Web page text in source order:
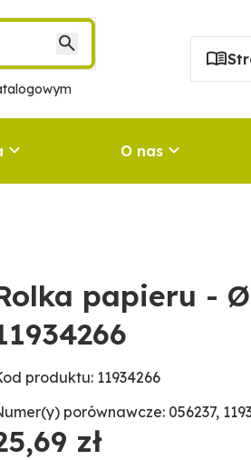
O nas
papieru -
produktu: 11934266
porównawcze: 056237,
zł